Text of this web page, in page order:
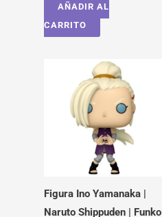
AÑADIR AL
CARRITO
Figura Ino Yamanaka |
Naruto Shippuden | Funko